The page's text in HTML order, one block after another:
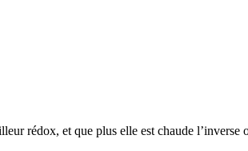
rédox, et que plus elle est chaude